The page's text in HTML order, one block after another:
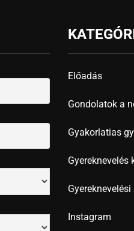
Előadás
Gondolatok a
Gyakorlatias
Gyereknevelés
Instagram